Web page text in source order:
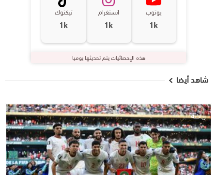
يوتوب
1k
انستغرام
1k
تيكتوك
1k
هذه الإحصائيات يتم تحديثها يوميا
شاهد أيضا
رياضة